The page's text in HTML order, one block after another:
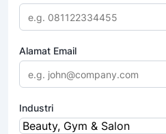
Alamat Email
Industri